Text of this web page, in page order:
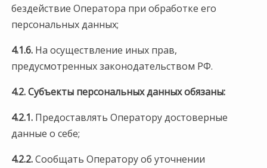
бездействие Оператора при обработке его
персональных данных;
4.1.6. На осуществление иных прав,
предусмотренных законодательством РФ.
4.2. Субъекты персональных данных обязаны:
4.2.1. Предоставлять Оператору достоверные
данные о себе;
4.2.2.Сообщать Оператору об уточнении